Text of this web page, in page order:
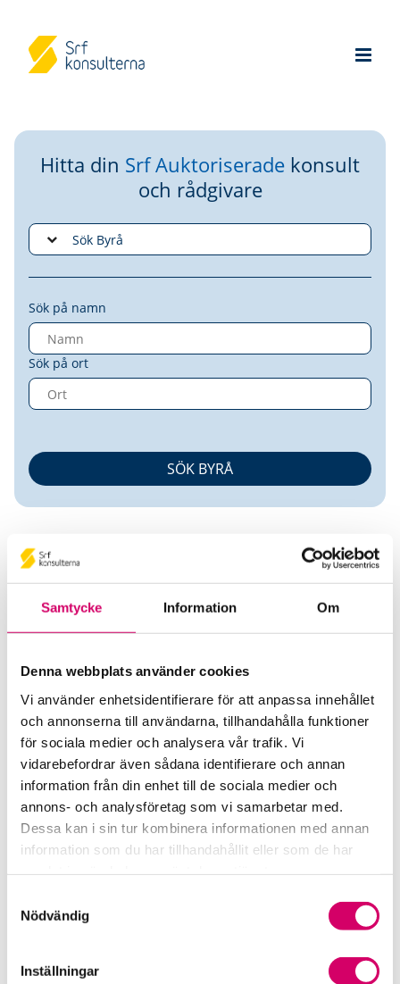
Samtycke Information Om
Denna webbplats använder cookies
Vi använder enhetsidentifierare för att anpassa innehållet
och annonserna till användarna, tillhandahålla funktioner
för sociala medier och analysera vår trafik. Vi
vidarebefordrar även sådana identifierare och annan
information från din enhet till de sociala medier och
annons- och analysföretag som vi samarbetar med.
Dessa kan i sin tur kombinera informationen med annan
information som du har tillhandahållit eller som de har
Nödvändig
Inställningar
Hitta din Srf Auktoriserade konsult
och rådgivare
Sök på namn
Sök på ort
Amesto AccountHouse AB
Stockholm
Telefon
08-669 60 00
Mobiltelefon
076-788 98 07
Skicka e-post